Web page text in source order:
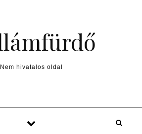
Nem hivatalos oldal